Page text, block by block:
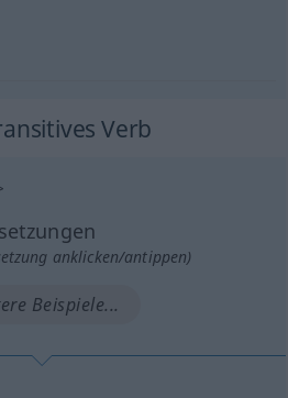
Verb
anklicken/antippen)
Beispiele...